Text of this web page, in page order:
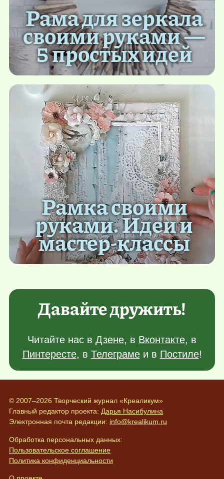
Рама для зеркала
своими руками —
5 простых идей
Рамка своими
руками. Идеи и
мастер-классы
Давайте дружить!
Читайте нас в Дзене, в Вконтакте, в
Пинтересте, в Телеграмеи в Постиле!
© 2007–2026 Творческий журнал «Креаликум»
Главный редактор проекта: Дарья Насибулина
Электронная почта редакции: info@krealikum.ru
Обработка персональных данных:
Пользовательское соглашение
Политика конфиденциальности